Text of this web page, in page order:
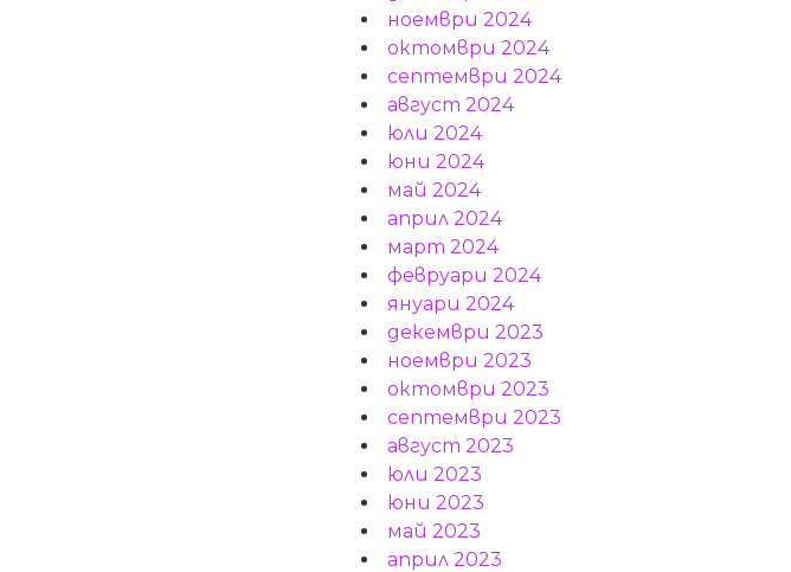
ноември 2024
октомври 2024
септември 2024
август 2024
юли 2024
юни 2024
май 2024
април 2024
март 2024
февруари 2024
януари 2024
декември 2023
ноември 2023
октомври 2023
септември 2023
август 2023
юли 2023
юни 2023
май 2023
април 2023